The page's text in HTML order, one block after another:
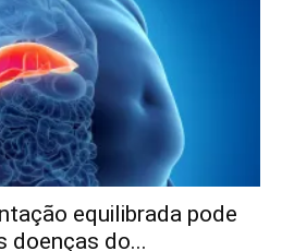
equilibrada pode
doenças do...